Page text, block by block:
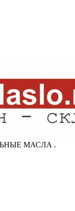
МАСЛА .